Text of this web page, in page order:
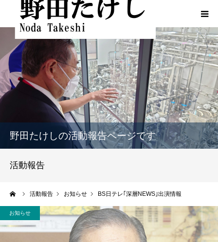
野田たけしの活動報告ページです
活動報告
活動報告 お知らせ BS日テレ｢深層NEWS｣出演情報
お知らせ
HOME
プロフィール
ふるさとでの実績
政策
動画一覧
活動レポート